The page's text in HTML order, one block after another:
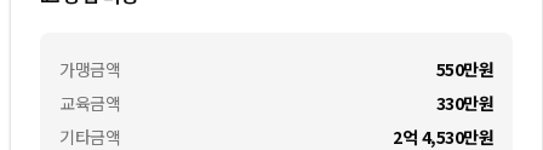
가맹금액
교육금액
기타금액
550만원
330만원
2억 4,530만원